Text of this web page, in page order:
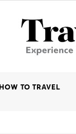
HOW TO TRAVEL